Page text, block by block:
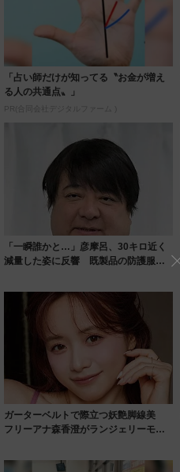
「占い師だけが知ってる〝お金が増え
る人の共通点〟」
PR(合同会社デジタルファーム )
「一瞬誰かと…」彦摩呂、30キロ近く
減量した姿に反響 既製品の防護服が
ガーターベルトで際立つ妖艶脚線美
フリーアナ森香澄がランジェリーモデ